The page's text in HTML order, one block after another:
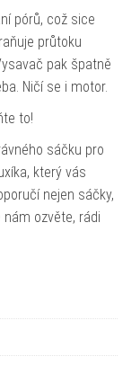
pórů, což sice
průtoku
pak špatně
Ničí se i motor.
to!
sáčku pro
který vás
nejen sáčky,
ozvěte, rádi